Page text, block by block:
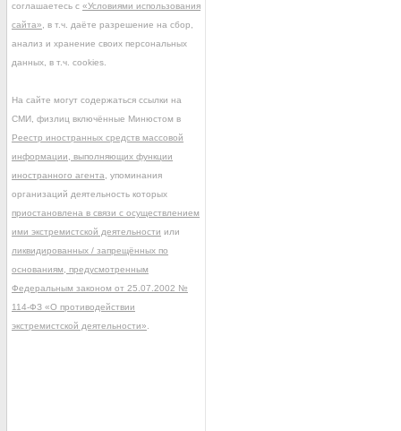
соглашаетесь с «Условиями использования
сайта» , в т.ч. даёте разрешение на сбор,
анализ и хранение своих персональных
данных, в т.ч. cookies.
На сайте могут содержаться ссылки на
СМИ, физлиц включённые Минюстом в
Реестр иностранных средств массовой
информации, выполняющих функции
иностранного агента , упоминания
организаций деятельность которых
приостановлена в связи с осуществлением
ими экстремистской деятельности или
ликвидированных / запрещённых по
основаниям, предусмотренным
Федеральным законом от 25.07.2002 №
114-ФЗ «О противодействии
экстремистской деятельности»